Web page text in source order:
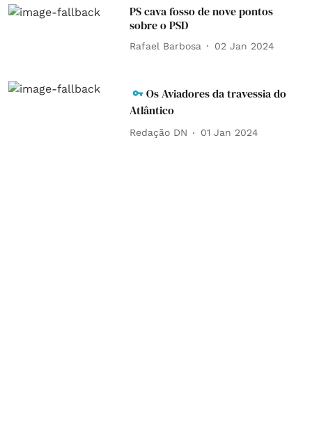
PS cava fosso de nove pontos
sobre o PSD
Rafael Barbosa 02 Jan 2024
Os Aviadores da travessia do
Atlântico
Redação DN 01 Jan 2024